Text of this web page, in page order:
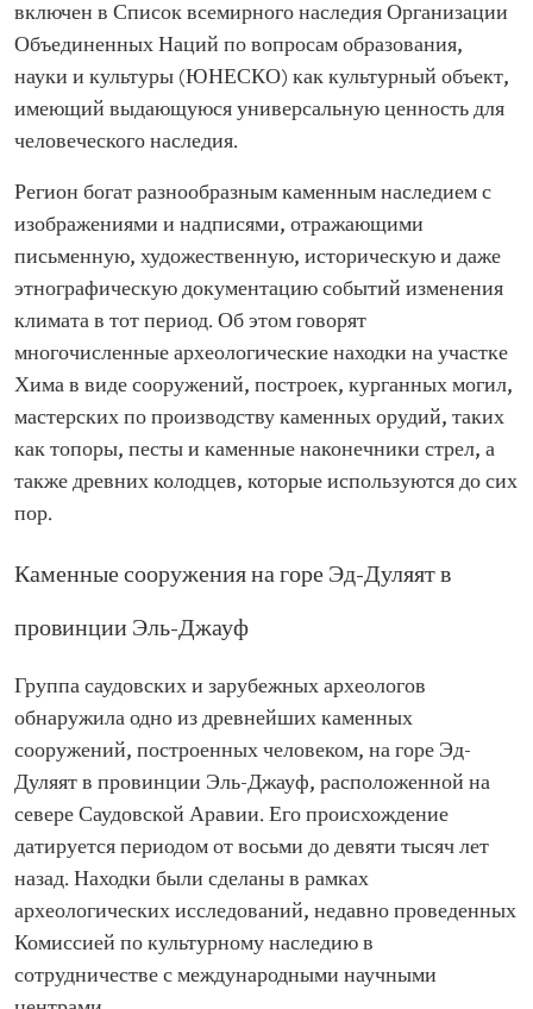
включен в Список всемирного наследия Организации
Объединенных Наций по вопросам образования,
науки и культуры (ЮНЕСКО) как культурный объект,
имеющий выдающуюся универсальную ценность для
человеческого наследия.
Регион богат разнообразным каменным наследием с
изображениями и надписями, отражающими
письменную, художественную, историческую и даже
этнографическую документацию событий изменения
климата в тот период. Об этом говорят
многочисленные археологические находки на участке
Хима в виде сооружений, построек, курганных могил,
мастерских по производству каменных орудий, таких
как топоры, песты и каменные наконечники стрел, а
также древних колодцев, которые используются до сих
пор.
Каменные сооружения на горе Эд-Дуляят в
провинции Эль-Джауф
Группа саудовских и зарубежных археологов
обнаружила одно из древнейших каменных
сооружений, построенных человеком, на горе Эд-
Дуляят в провинции Эль-Джауф, расположенной на
севере Саудовской Аравии. Его происхождение
датируется периодом от восьми до девяти тысяч лет
назад. Находки были сделаны в рамках
археологических исследований, недавно проведенных
Комиссией по культурному наследию в
сотрудничестве с международными научными